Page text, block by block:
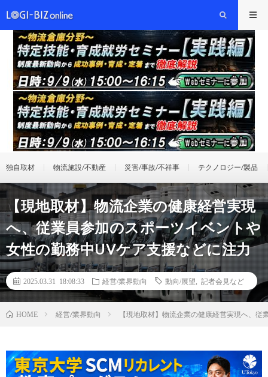
独自取材 物流施設/不動産 災害/事故/不祥事 テクノロジー/製品
【現地取材】物流企業の健康経営実現
へ、従業員参加のスポーツイベントや
女性の勤務中UVケア支援などに注力
2025.03.31 18:08:33 経営/業界動向 動向/展望 記者会見など
HOME 経営/業界動向 【現地取材】物流企業の健康経営実現へ、